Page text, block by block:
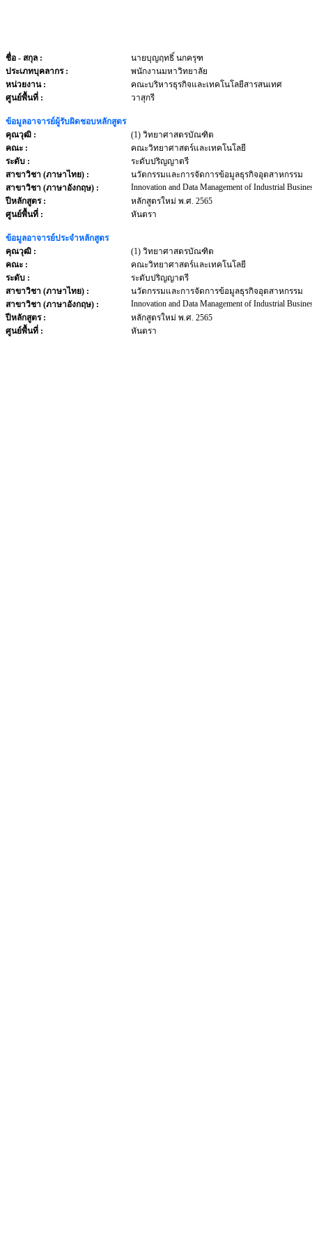
ชื่อ - สกุล :
นายบุญฤทธิ์ นกครุฑ
ประเภทบุคลากร :
พนักงานมหาวิทยาลัย
หน่วยงาน :
คณะบริหารธุรกิจและเทคโนโลยีสารสนเทศ
ศูนย์พื้นที่ :
วาสุกรี
ข้อมูลอาจารย์ผู้รับผิดชอบหลักสูตร
คุณวุฒิ :
(1) วิทยาศาสตรบัณฑิต
คณะ :
คณะวิทยาศาสตร์และเทคโนโลยี
ระดับ :
ระดับปริญญาตรี
สาขาวิชา (ภาษาไทย) :
นวัตกรรมและการจัดการข้อมูลธุรกิจอุตสาหกรรม
สาขาวิชา (ภาษาอังกฤษ) :
Innovation and Data Management of Industrial
ปีหลักสูตร :
หลักสูตรใหม่ พ.ศ. 2565
ศูนย์พื้นที่ :
หันตรา
ข้อมูลอาจารย์ประจำหลักสูตร
คุณวุฒิ :
(1) วิทยาศาสตรบัณฑิต
คณะ :
คณะวิทยาศาสตร์และเทคโนโลยี
ระดับ :
ระดับปริญญาตรี
สาขาวิชา (ภาษาไทย) :
นวัตกรรมและการจัดการข้อมูลธุรกิจอุตสาหกรรม
สาขาวิชา (ภาษาอังกฤษ) :
Innovation and Data Management of Industrial
ปีหลักสูตร :
หลักสูตรใหม่ พ.ศ. 2565
ศูนย์พื้นที่ :
หันตรา